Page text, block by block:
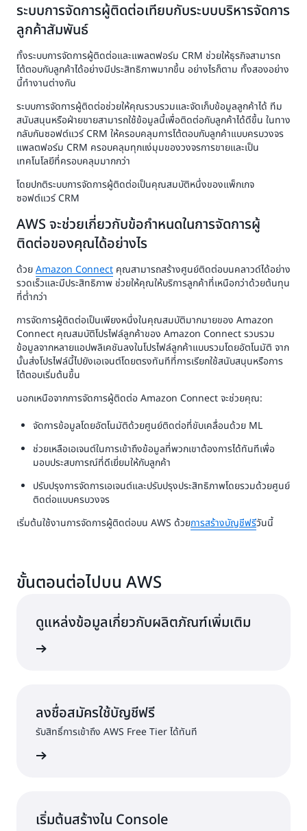
ระบบการจัดการผู้ติดต่อเทียบกับระบบบริหารจัดการ
ลูกค้าสัมพันธ์
ทั้งระบบการจัดการผู้ติดต่อและแพลตฟอร์ม CRM ช่วยให้ธุรกิจสามารถ
โต้ตอบกับลูกค้าได้อย่างมีประสิทธิภาพมากขึ้น อย่างไรก็ตาม ทั้งสองอย่าง
นี้ทำงานต่างกัน
ระบบการจัดการผู้ติดต่อช่วยให้คุณรวบรวมและจัดเก็บข้อมูลลูกค้าได้ ทีม
สนับสนุนหรือฝ่ายขายสามารถใช้ข้อมูลนี้เพื่อติดต่อกับลูกค้าได้ดีขึ้น ในทาง
กลับกันซอฟต์แวร์ CRM ให้ครอบคลุมการโต้ตอบกับลูกค้าแบบครบวงจร
แพลตฟอร์ม CRM ครอบคลุมทุกแง่มุมของวงจรการขายและเป็น
เทคโนโลยีที่ครอบคลุมมากกว่า
โดยปกติระบบการจัดการผู้ติดต่อเป็นคุณสมบัติหนึ่งของแพ็กเกจ
ซอฟต์แวร์ CRM
AWS จะช่วยเกี่ยวกับข้อกำหนดในการจัดการผู้
ติดต่อของคุณได้อย่างไร
ด้วยAmazon Connect คุณสามารถสร้างศูนย์ติดต่อบนคลาวด์ได้อย่าง
รวดเร็วและมีประสิทธิภาพ ช่วยให้คุณให้บริการลูกค้าที่เหนือกว่าด้วยต้นทุน
ที่ต่ำกว่า
การจัดการผู้ติดต่อเป็นเพียงหนึ่งในคุณสมบัติมากมายของ Amazon
Connect คุณสมบัติโปรไฟล์ลูกค้าของ Amazon Connect รวบรวม
ข้อมูลจากหลายแอปพลิเคชันลงในโปรไฟล์ลูกค้าแบบรวมโดยอัตโนมัติ จาก
นั้นส่งโปรไฟล์นี้ไปยังเอเจนต์โดยตรงทันทีที่การเรียกใช้สนับสนุนหรือการ
โต้ตอบเริ่มต้นขึ้น
นอกเหนือจากการจัดการผู้ติดต่อ Amazon Connect จะช่วยคุณ:
จัดการข้อมูลโดยอัตโนมัติด้วยศูนย์ติดต่อที่ขับเคลื่อนด้วย ML
ช่วยเหลือเอเจนต์ในการเข้าถึงข้อมูลที่พวกเขาต้องการได้ทันทีเพื่อ
มอบประสบการณ์ที่ดีเยี่ยมให้กับลูกค้า
ปรับปรุงการจัดการเอเจนต์และปรับปรุงประสิทธิภาพโดยรวมด้วยศูนย์
ติดต่อแบบครบวงจร
เริ่มต้นใช้งานการจัดการผู้ติดต่อบน AWS ด้วยการสร้างบัญชีฟรีวันนี้
ขั้นตอนต่อไปบน AWS
ดูแหล่งข้อมูลเกี่ยวกับผลิตภัณฑ์เพิ่มเติม
ลงชื่อสมัครใช้บัญชีฟรี
รับสิทธิ์การเข้าถึง AWS Free Tier ได้ทันที
เริ่มต้นสร้างใน Console